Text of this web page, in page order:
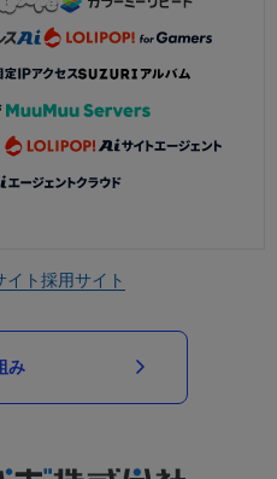
イト採用サイト
み